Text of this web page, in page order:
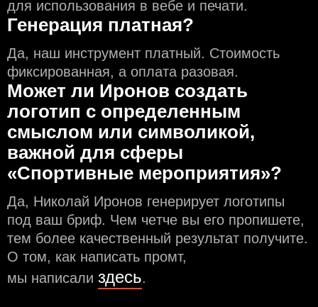
для использования в вебе и печати.
Генерация платная?
Да, наш инструмент платный. Стоимость
фиксированная, а оплата разовая.
Может ли Иронов создать
логотип с определeнным
смыслом или символикой,
важной для сферы
«Спортивные мероприятия»?
Да, Николай Иронов генерирует логотипы
под ваш бриф. Чем чeтче вы его пропишете,
тем более качественный результат получите.
О том, как написать промт,
мы написали здесь.